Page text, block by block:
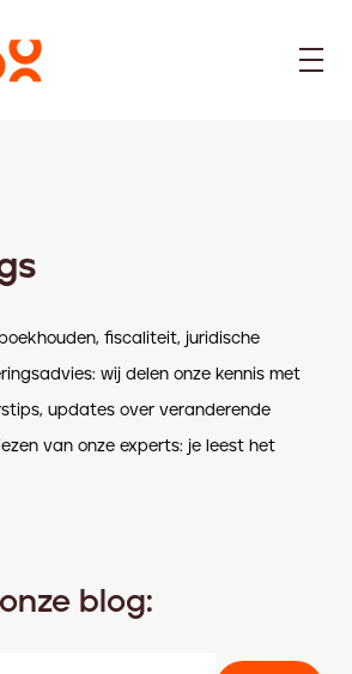
fiscaliteit, juridische
wij delen onze kennis met
updates over veranderende
van onze experts: je leest het
blog: